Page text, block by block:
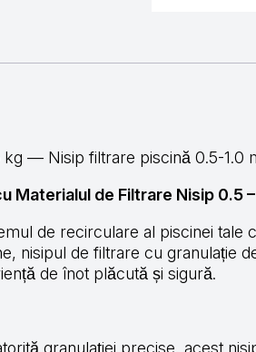
— Nisip filtrare piscină 0.5-1.0
Materialul de Filtrare Nisip 0.5
de recirculare al piscinei tale
nisipul de filtrare cu granulație
de înot plăcută și sigură.
granulației precise, acest